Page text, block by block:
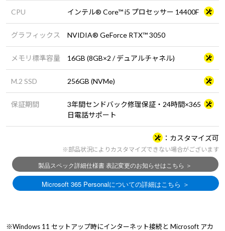
CPU インテル® Core™ i5 プロセッサー 14400F
グラフィックス NVIDIA® GeForce RTX™ 3050
メモリ標準容量 16GB (8GB×2 / デュアルチャネル)
M.2 SSD 256GB (NVMe)
保証期間
3年間センドバック修理保証・24時間×365
日電話サポート
カスタマイズ可
※部品状況によりカスタマイズできない場合がございます
※Windows 11 セットアップ時にインターネット接続と Microsoft アカ